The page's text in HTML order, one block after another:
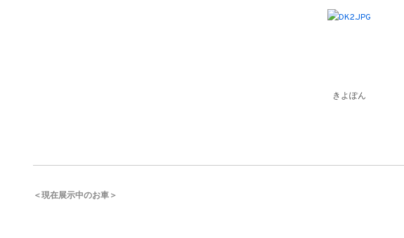
きよぽん
＜現在展示中のお車＞